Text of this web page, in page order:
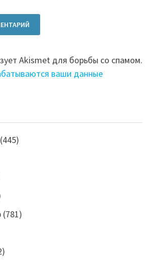
Akismet для борьбы со спамом.
ваши данные
(445)
(781)